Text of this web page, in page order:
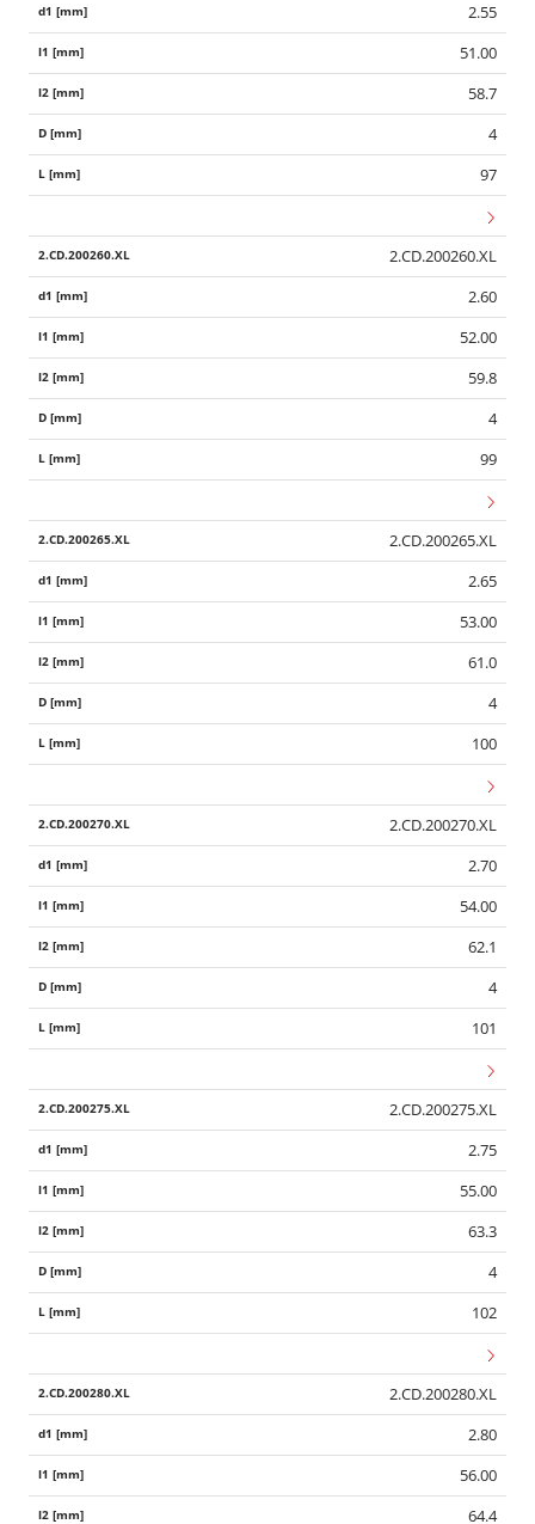
2.55
51.00
58.7
4
97
2.CD.200260.XL
2.60
52.00
59.8
4
99
2.CD.200265.XL
2.65
53.00
61.0
4
100
2.CD.200270.XL
2.70
54.00
62.1
4
101
2.CD.200275.XL
2.75
55.00
63.3
4
102
2.CD.200280.XL
2.80
56.00
64.4